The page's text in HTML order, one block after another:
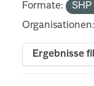
Formate:
Organisationen:
Ergebnisse